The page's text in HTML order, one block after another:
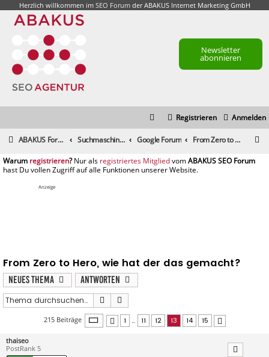
Herzlich willkommen im SEO Forumder ABAKUS Internet Marketing GmbH
Newsletter
abonnieren
Anmelden
Registrieren
ABAKUS Foren-Übersicht Suchmaschinenmarketing (SEM) / Suchmaschinenoptimierung (SEO) Google Forum From Zero to Hero, wie hat der das gemacht?
registrieren registriertes Mitglied
Anzeige
From Zero to Hero, wie hat der das gemacht?
Neues Thema
Antworten
Suche
215 Beiträge Seite 13 15
Vorherige
1 … 11 12 13 14 15
thaiseo
PostRank 5